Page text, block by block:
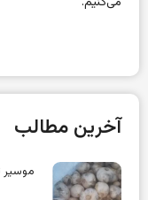
آخرین مطالب
موسیر